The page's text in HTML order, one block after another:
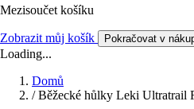
Mezisoučet košíku
Zobrazit můj košík Pokračovat v
Loading...
Domů
/ Běžecké hůlky Leki Ultratrail